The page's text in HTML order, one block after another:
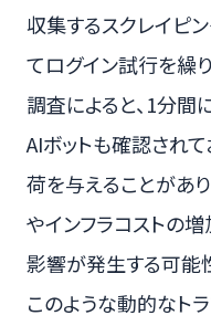
収集するスクレイピ
てログイン試行を繰
調査によると、1分間
AIボットも確認され
荷を与えることがあ
やインフラコストの
影響が発生する可能
このような動的なト